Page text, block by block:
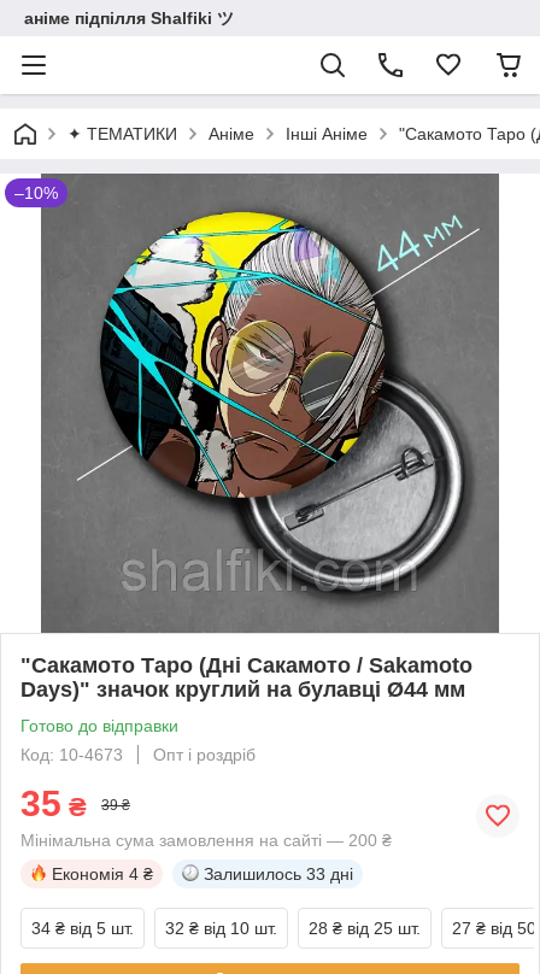
аніме підпілля Shalfiki ツ
✦ ТЕМАТИКИ Аніме Інші Аніме "Сакамото Таро
–10%
"Сакамото Таро (Дні Сакамото / Sakamoto
Days)" значок круглий на булавці Ø44 мм
Готово до відправки
Код: 10-4673
Опт і роздріб
35 ₴ 39 ₴
Мінімальна сума замовлення на сайті — 200 ₴
Економія 4 ₴ Залишилось 33 дні
34 ₴ від 5 шт. 32 ₴ від 10 шт. 28 ₴ від 25 шт. 27 ₴ від